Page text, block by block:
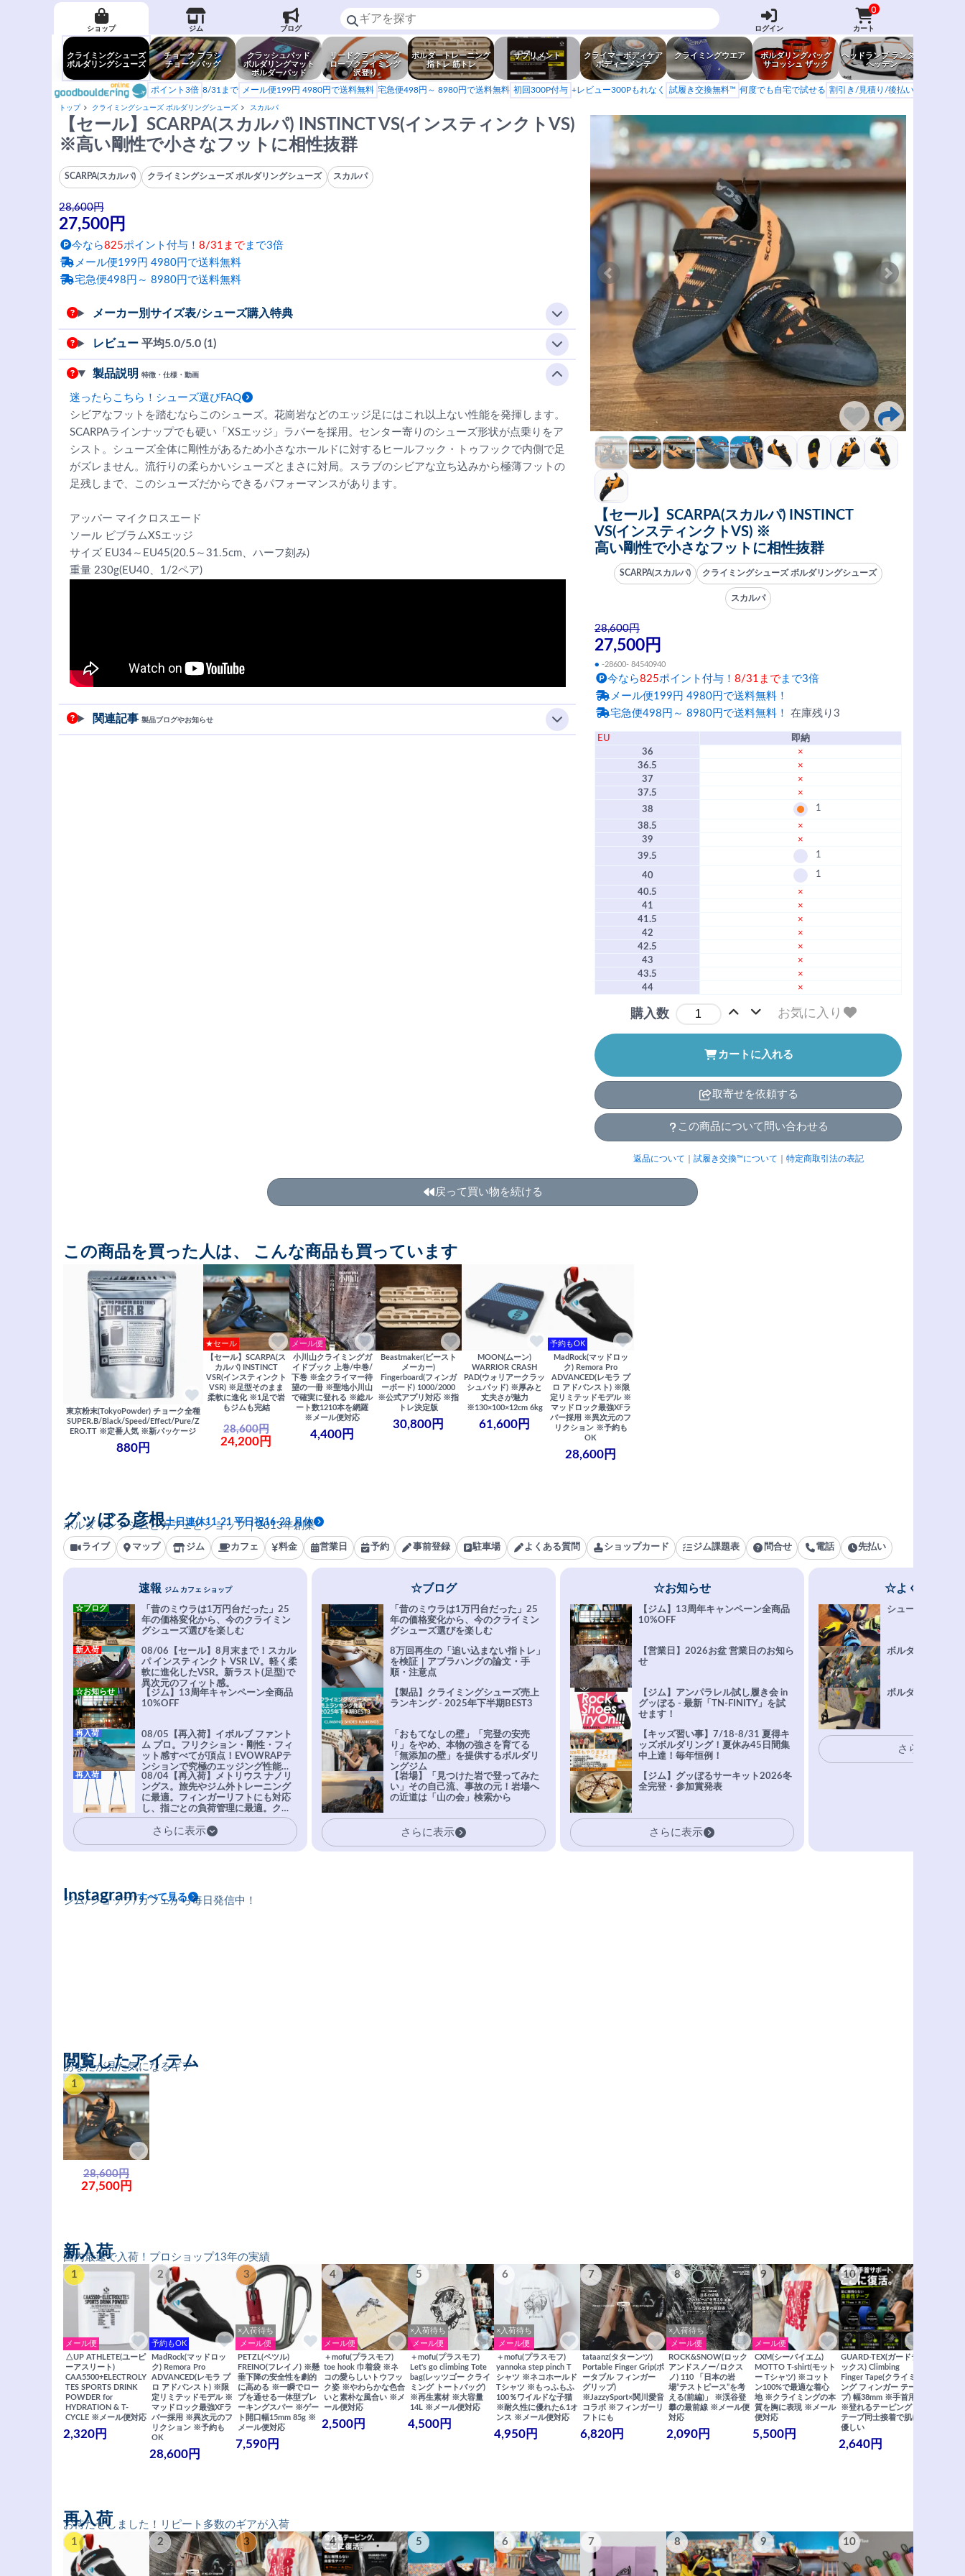
ショップ ジム ブログ ログイン
0
カート
クライミングシューズ
ボルダリングシューズ
チョーク ブラシ
チョークバッグ
クラッシュパッド
ボルダリングマット
ボルダーパッド
リードクライミング
ロープクライミング
沢登り
ボルダートレーニング
指トレ 筋トレ
サプリメント
クライマーボディケア
ボディーメンテ
クライミングウエア
ボルダリングバッグ
サコッシュ ザック
ヘッドランプ ランタン
ヘッデン
ポイント3倍 8/31まで メール便199円 4980円で送料無料 宅急便498円～ 8980円で送料無料 初回300P付与 +レビュー300Pもれなく 試履き交換無料™ 何度でも自宅で試せる 割引き/見積り/後払い
トップ クライミングシューズ ボルダリングシューズ スカルパ
【セール】SCARPA(スカルパ) INSTINCT
VS(インスティンクトVS) ※
高い剛性で小さなフットに相性抜群
SCARPA(スカルパ) クライミングシューズ ボルダリングシューズ
スカルパ
28,600円
27,500円
● -28600- 84540940
今なら825ポイント付与！ 8/31まで まで3倍
メール便199円 4980円で送料無料！
宅急便498円～ 8980円で送料無料！ 在庫残り3
EU
即納
36
×
36.5
×
37
×
37.5
×
38
1
38.5
×
39
×
39.5
1
40 1
40.5
×
41
×
41.5
×
42
×
42.5
×
43
×
43.5
×
44
×
購入数 お気に入り
カートに入れる
取寄せを依頼する
この商品について問い合わせる
返品について 試履き交換™について 特定商取引法の表記
【セール】SCARPA(スカルパ) INSTINCT VS(インスティンクトVS)
※高い剛性で小さなフットに相性抜群
SCARPA(スカルパ) クライミングシューズ ボルダリングシューズ スカルパ
28,600円
27,500円
今なら825ポイント付与！ 8/31まで まで3倍
メール便199円 4980円で送料無料
宅急便498円～ 8980円で送料無料
メーカー別サイズ表/シューズ購入特典
レビュー 平均5.0/5.0 (1)
製品説明 特徴・仕様・動画
迷ったらこちら！シューズ選びFAQ
シビアなフットを踏むならこのシューズ。花崗岩などのエッジ足にはこれ以上ない性能を発揮します。
SCARPAラインナップでも硬い「XSエッジ」ラバーを採用。センター寄りのシューズ形状が点乗りをア
シスト。シューズ全体に剛性があるため小さなホールドに対するヒールフック・トゥフックで内側で足
がズレません。流行りの柔らかいシューズとまさに対局。スラブのシビアな立ち込みから極薄フットの
足残しまで、このシューズだからできるパフォーマンスがあります。
アッパー マイクロスエード
ソール ビブラムXSエッジ
サイズ EU34～EU45(20.5～31.5cm、ハーフ刻み)
重量 230g(EU40、1/2ペア)
関連記事 製品ブログやお知らせ
戻って買い物を続ける
この商品を買った人は、 こんな商品も買っています
東京粉末(TokyoPowder) チョーク全種
SUPER.B/Black/Speed/Effect/Pure/Z
ERO.TT ※定番人気 ※新パッケージ
880円
★セール
【セール】SCARPA(ス
カルパ) INSTINCT
VSR(インスティンクト
VSR) ※足型そのまま
柔軟に進化 ※1足で岩
もジムも完結
28,600円
24,200円
メール便
小川山クライミングガ
イドブック 上巻/中巻/
下巻 ※全クライマー待
望の一冊 ※聖地小川山
で確実に登れる ※総ル
ート数1210本を網羅
※メール便対応
4,400円
Beastmaker(ビースト
メーカー)
Fingerboard(フィンガ
ーボード) 1000/2000
※公式アプリ対応 ※指
トレ決定版
30,800円
MOON(ムーン)
WARRIOR CRASH
PAD(ウォリアークラッ
シュパッド) ※厚みと
丈夫さが魅力
※130×100×12cm 6kg
61,600円
予約もOK
MadRock(マッドロッ
ク) Remora Pro
ADVANCED(レモラ プ
ロ アドバンスト) ※限
定リミテッドモデル ※
マッドロック最強XFラ
バー採用 ※異次元のフ
リクション ※予約も
OK
28,600円
ボルダリングジムとカフェとショップ｜2013年創業
グッぼる彦根土日連休11-21 平日祝16-23 月休
ライブ マップ ジム カフェ 料金 営業日 予約 事前登録 駐車場 よくある質問 ショップカード ジム課題表 問合せ 電話 先払い
速報 ジム カフェ ショップ
「昔のミウラは1万円台だった」25
年の価格変化から、今のクライミン
グシューズ選びを楽しむ
☆ブログ
08/06【セール】8月末まで！スカル
パ インスティンクト VSR LV。軽く柔
軟に進化したVSR。新ラスト(足型)で
異次元のフィット感。
新入荷
【ジム】13周年キャンペーン全商品
10%OFF
☆お知らせ
08/05【再入荷】イボルブ ファント
ム プロ。フリクション・剛性・フィ
ット感すべてが頂点！EVOWRAPテ
ンションで究極のエッジング性能を
実現。進化系ラバーEvo-74はTRAX
を凌駕する粘着力で極小ホールドに
安心感。
再入荷
08/04【再入荷】メトリウス ナノリ
ングス。旅先やジム外トレーニング
に最適。フィンガーリフトにも対応
し、指ごとの負荷管理に最適。クラ
イマーの指を本気で鍛えるギア。
再入荷
さらに表示
☆ブログ
「昔のミウラは1万円台だった」25
年の価格変化から、今のクライミン
グシューズ選びを楽しむ
8万回再生の「追い込まない指トレ」
を検証｜アブラハングの論文・手
順・注意点
【製品】クライミングシューズ売上
ランキング - 2025年下半期BEST3
「おもてなしの壁」「完登の安売
り」をやめ、本物の強さを育てる
「無添加の壁」を提供するボルダリ
ングジム
【岩場】「見つけた岩で登ってみた
い」その自己流、事故の元！岩場へ
の近道は「山の会」検索から
さらに表示
☆お知らせ
【ジム】13周年キャンペーン全商品
10%OFF
【営業日】2026お盆 営業日のお知ら
せ
【ジム】アンパラレル試し履き会 in
グッぼる - 最新「TN-FINITY」を試
せます！
【キッズ習い事】7/18-8/31 夏得キ
ッズボルダリング！夏休み45日間集
中上達！毎年恒例！
【ジム】グッぼるサーキット2026冬
全完登・参加賞発表
さらに表示
☆よくある質
シューズ選びFAQ
ボルダリング上達
ボルダリングトレ
さらに表示
ジム/ショップ/カフェから毎日発信中！
Instagramすべて見る
あなたが見た気になるギア
閲覧したアイテム
1
28,600円
27,500円
国内最速で入荷！プロショップ13年の実績
新入荷
1
メール便
△UP ATHLETE(ユーピ
ーアスリート)
CAA5500+ELECTROLY
TES SPORTS DRINK
POWDER for
HYDRATION & T-
CYCLE ※メール便対応
2,320円
2
予約もOK
MadRock(マッドロッ
ク) Remora Pro
ADVANCED(レモラ プ
ロ アドバンスト) ※限
定リミテッドモデル ※
マッドロック最強XFラ
バー採用 ※異次元のフ
リクション ※予約も
OK
28,600円
3
×入荷待ち
メール便
PETZL(ペツル)
FREINO(フレイノ) ※懸
垂下降の安全性を劇的
に高める ※一瞬でロー
プを通せる一体型ブレ
ーキングスパー ※ゲー
ト開口幅15mm 85g ※
メール便対応
7,590円
4
メール便
＋mofu(プラスモフ)
toe hook 巾着袋 ※ネ
コの愛らしいトウフッ
ク姿 ※やわらかな色合
いと素朴な風合い ※メ
ール便対応
2,500円
5
×入荷待ち
メール便
＋mofu(プラスモフ)
Let's go climbing Tote
bag(レッツゴー クライ
ミング トートバッグ)
※再生素材 ※大容量
14L ※メール便対応
4,500円
6
×入荷待ち
メール便
＋mofu(プラスモフ)
yannoka step pinch T
シャツ ※ネコホールド
Tシャツ ※もっふもふ
100％ワイルドな子猫
※耐久性に優れた6.1オ
ンス ※メール便対応
4,950円
7
tataanz(タターンツ)
Portable Finger Grip(ポ
ータブル フィンガー
グリップ)
※JazzySport×関川愛音
コラボ ※フィンガーリ
フトにも
6,820円
8
×入荷待ち
メール便
ROCK&SNOW(ロック
アンドスノー/ロクス
ノ) 110 「日本の岩
場“テストピース”を考
える(前編)」 ※渓谷登
攀の最前線 ※メール便
対応
2,090円
9
メール便
CXM(シーバイエム)
MOTTO T-shirt(モット
ー Tシャツ) ※コット
ン100%で最適な着心
地 ※クライミングの本
質を胸に表現 ※メール
便対応
5,500円
10
GUARD-TEX(ガードテ
ックス) Climbing
Finger Tape(クライミ
ング フィンガー テー
プ) 幅38mm ※手首用
※登れるテーピング ※
テープ同士接着で肌に
優しい
2,640円
お待たせしました！リピート多数のギアが入荷
再入荷
1 2 3 4 5 6 7 8 9 10